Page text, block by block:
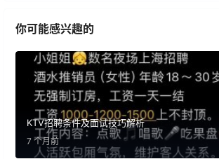
你可能感兴趣的
KTV招聘条件及面试技巧解析
7 个月前